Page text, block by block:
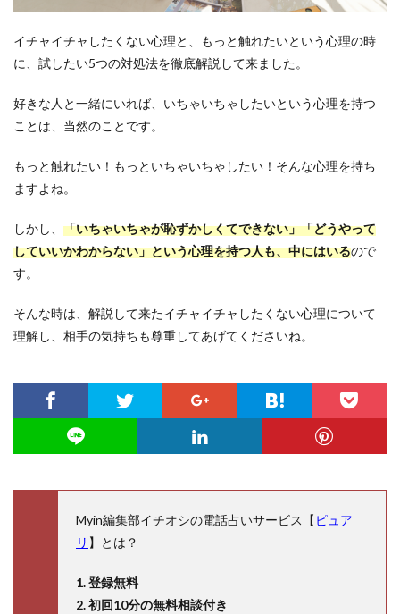
イチャイチャしたくない心理と、もっと触れたいという心理の時
に、試したい5つの対処法を徹底解説して来ました。
好きな人と一緒にいれば、いちゃいちゃしたいという心理を持つ
ことは、当然のことです。
もっと触れたい！もっといちゃいちゃしたい！そんな心理を持ち
ますよね。
しかし、 「いちゃいちゃが恥ずかしくてできない」「どうやって
していいかわからない」という心理を持つ人も、中にはいるので
す。
そんな時は、解説して来たイチャイチャしたくない心理について
理解し、相手の気持ちも尊重してあげてくださいね。
Myin編集部イチオシの電話占いサービス【 ピュア
リ 】とは？
1. 登録無料
2. 初回10分の無料相談付き